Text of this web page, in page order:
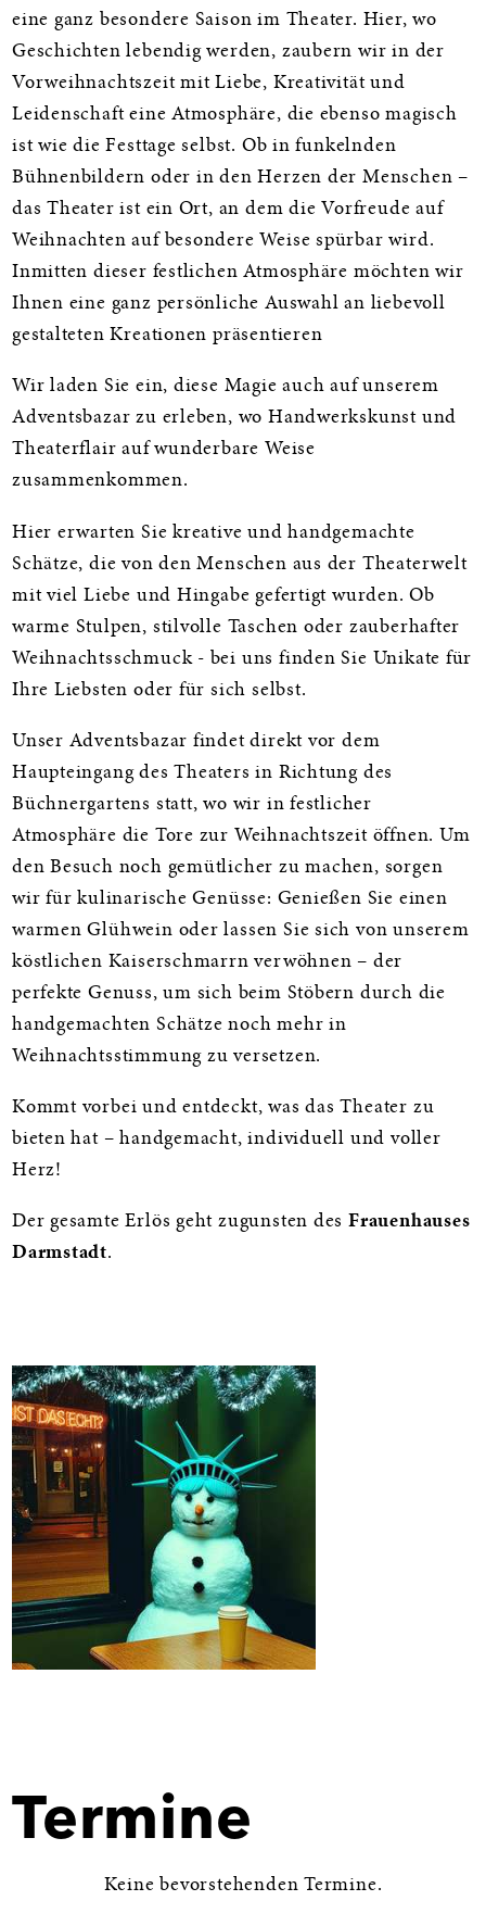
eine ganz besondere Saison im Theater. Hier, wo
Geschichten lebendig werden, zaubern wir in der
Vorweihnachtszeit mit Liebe, Kreativität und
Leidenschaft eine Atmosphäre, die ebenso magisch
ist wie die Festtage selbst. Ob in funkelnden
Bühnenbildern oder in den Herzen der Menschen –
das Theater ist ein Ort, an dem die Vorfreude auf
Weihnachten auf besondere Weise spürbar wird.
Inmitten dieser festlichen Atmosphäre möchten wir
Ihnen eine ganz persönliche Auswahl an liebevoll
gestalteten Kreationen präsentieren
Wir laden Sie ein, diese Magie auch auf unserem
Adventsbazar zu erleben, wo Handwerkskunst und
Theaterflair auf wunderbare Weise
zusammenkommen.
Hier erwarten Sie kreative und handgemachte
Schätze, die von den Menschen aus der Theaterwelt
mit viel Liebe und Hingabe gefertigt wurden. Ob
warme Stulpen, stilvolle Taschen oder zauberhafter
Weihnachtsschmuck - bei uns finden Sie Unikate für
Ihre Liebsten oder für sich selbst.
Unser Adventsbazar findet direkt vor dem
Haupteingang des Theaters in Richtung des
Büchnergartens statt, wo wir in festlicher
Atmosphäre die Tore zur Weihnachtszeit öffnen. Um
den Besuch noch gemütlicher zu machen, sorgen
wir für kulinarische Genüsse: Genießen Sie einen
warmen Glühwein oder lassen Sie sich von unserem
köstlichen Kaiserschmarrn verwöhnen – der
perfekte Genuss, um sich beim Stöbern durch die
handgemachten Schätze noch mehr in
Weihnachtsstimmung zu versetzen.
Kommt vorbei und entdeckt, was das Theater zu
bieten hat – handgemacht, individuell und voller
Herz!
Der gesamte Erlös geht zugunsten desFrauenhauses
Darmstadt.
Galerie
Termine
Keine bevorstehenden Termine.